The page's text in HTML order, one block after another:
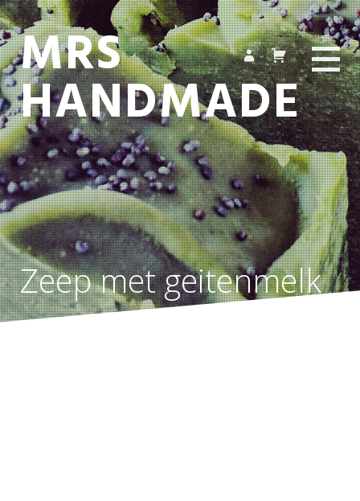
MRS
HANDMADE
Zeep met geitenmelk